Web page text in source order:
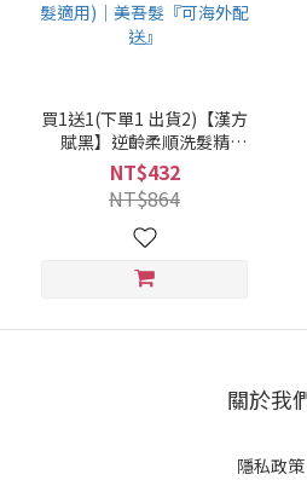
買1送1(下單1 出貨2)【漢方
賦黑】逆齡柔順洗髮精
540ml/瓶 (7/16 11:00-8/11
10:59買1送1(下單1 出貨2，
限同品項)，此優惠僅限活動
時間內成立之訂單) (何首烏
｜美吾髮『可海外配送』
NT$432
NT$864
關於我
隱私政策